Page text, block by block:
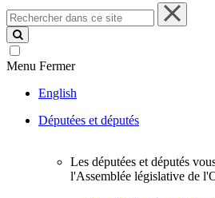
Rechercher
dans
ce
site
Menu Fermer
English
Députées et députés
Les députées et députés
l'Assemblée législative de